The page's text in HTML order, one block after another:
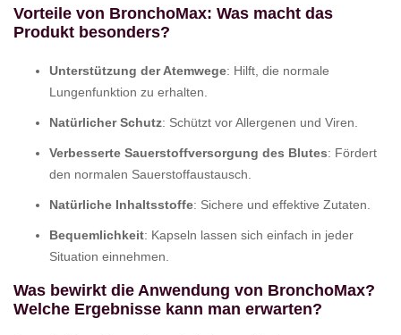
Vorteile von BronchoMax: Was macht das
Produkt besonders?
Unterstützung der Atemwege: Hilft, die normale
Lungenfunktion zu erhalten.
Natürlicher Schutz: Schützt vor Allergenen und Viren.
Verbesserte Sauerstoffversorgung des Blutes: Fördert
den normalen Sauerstoffaustausch.
Natürliche Inhaltsstoffe: Sichere und effektive Zutaten.
Bequemlichkeit: Kapseln lassen sich einfach in jeder
Situation einnehmen.
Was bewirkt die Anwendung von BronchoMax?
Welche Ergebnisse kann man erwarten?